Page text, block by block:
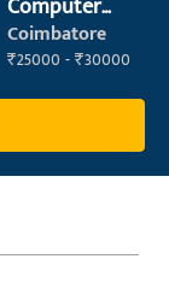
Computer
Operator
Coimbatore
₹25000 - ₹30000